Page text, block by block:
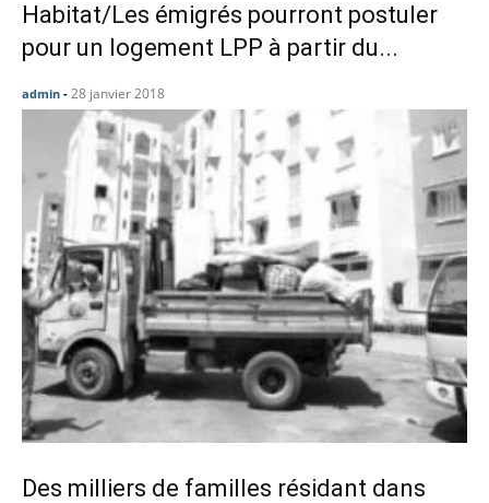
Habitat/Les émigrés pourront postuler
pour un logement LPP à partir du...
admin - 28 janvier 2018
Des milliers de familles résidant dans